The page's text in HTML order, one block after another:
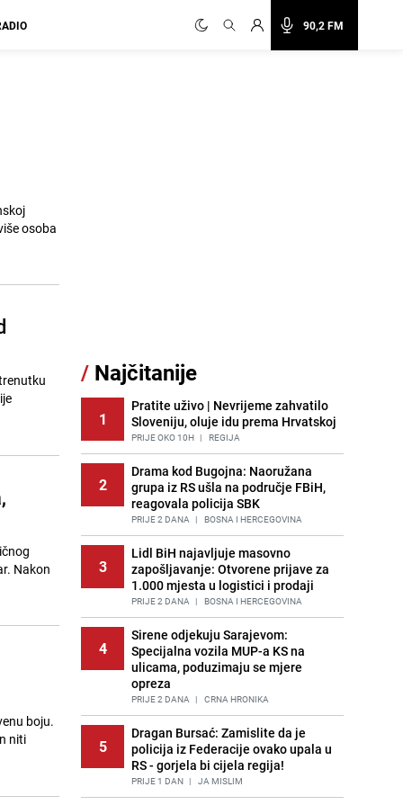
90,2 FM
osoba
Nakon
boju.
niti
/ Najčitanije
1
Pratite uživo | Nevrijeme zahvatilo
Sloveniju, oluje idu prema Hrvatskoj
PRIJE OKO 10H | REGIJA
2
Drama kod Bugojna: Naoružana
grupa iz RS ušla na područje FBiH,
reagovala policija SBK
PRIJE 2 DANA | BOSNA I HERCEGOVINA
3
Lidl BiH najavljuje masovno
zapošljavanje: Otvorene prijave za
1.000 mjesta u logistici i prodaji
PRIJE 2 DANA | BOSNA I HERCEGOVINA
4
Sirene odjekuju Sarajevom:
Specijalna vozila MUP-a KS na
ulicama, poduzimaju se mjere
opreza
PRIJE 2 DANA | CRNA HRONIKA
5
Dragan Bursać: Zamislite da je
policija iz Federacije ovako upala u
RS - gorjela bi cijela regija!
PRIJE 1 DAN | JA MISLIM